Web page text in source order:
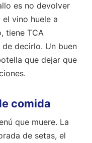
es no devolver
vino huele a
tiene TCA
decirlo. Un buen
que dejar que
comida
que muere. La
de setas, el